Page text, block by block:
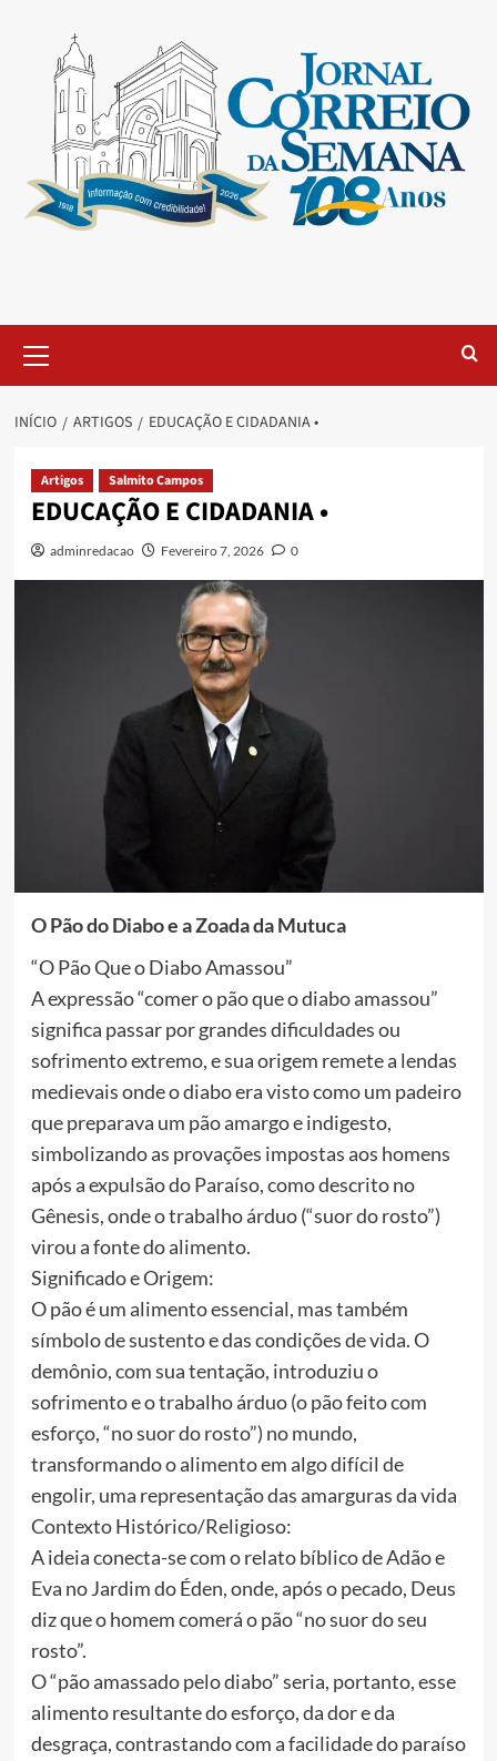
INÍCIO ARTIGOS EDUCAÇÃO E CIDADANIA •
Artigos Salmito Campos
EDUCAÇÃO E CIDADANIA •
adminredacao Fevereiro 7, 2026 0
O Pão do Diabo e a Zoada da Mutuca
“O Pão Que o Diabo Amassou”
A expressão “comer o pão que o diabo amassou”
significa passar por grandes dificuldades ou
sofrimento extremo, e sua origem remete a lendas
medievais onde o diabo era visto como um padeiro
que preparava um pão amargo e indigesto,
simbolizando as provações impostas aos homens
após a expulsão do Paraíso, como descrito no
Gênesis, onde o trabalho árduo (“suor do rosto”)
virou a fonte do alimento.
Significado e Origem:
O pão é um alimento essencial, mas também
símbolo de sustento e das condições de vida. O
demônio, com sua tentação, introduziu o
sofrimento e o trabalho árduo (o pão feito com
esforço, “no suor do rosto”) no mundo,
transformando o alimento em algo difícil de
engolir, uma representação das amarguras da vida
Contexto Histórico/Religioso:
A ideia conecta-se com o relato bíblico de Adão e
Eva no Jardim do Éden, onde, após o pecado, Deus
diz que o homem comerá o pão “no suor do seu
rosto”.
O “pão amassado pelo diabo” seria, portanto, esse
alimento resultante do esforço, da dor e da
desgraça, contrastando com a facilidade do paraíso